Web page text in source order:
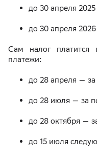
до 30 апреля
до 30 апреля
Сам налог платится
платежи:
до 28 апреля — за
до 28 июля — за
до 28 октября —
до 15 июля